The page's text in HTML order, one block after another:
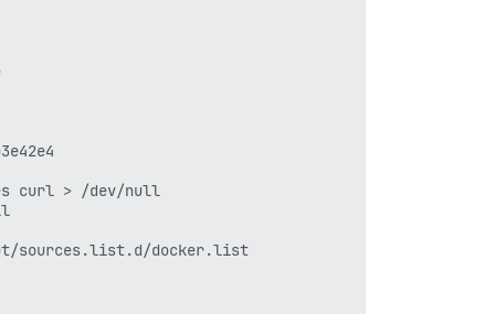
curl > /dev/null
sources.list.d/docker.list